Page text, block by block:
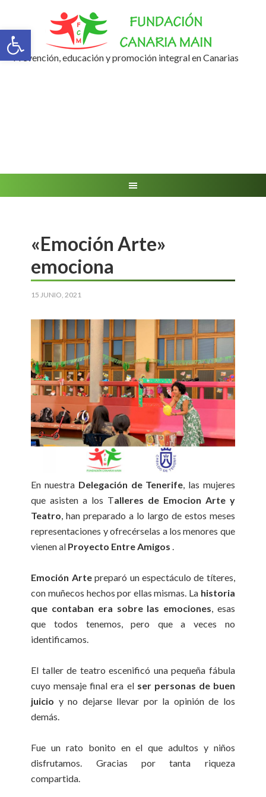
Abrir barra de herramientas
Prevención, educación y promoción integral en Canarias
«Emoción Arte»
emociona
15 JUNIO, 2021
En nuestra Delegación de Tenerife , las mujeres
que asisten a los Talleres de Emocion Arte y
Teatro , han preparado a lo largo de estos meses
representaciones y ofrecérselas a los menores que
vienen al Proyecto Entre Amigos
Emoción Artepreparó un espectáculo de títeres,
con muñecos hechos por ellas mismas. La historia
que contaban era sobre las emociones , esas
que todos tenemos, pero que a veces no
identificamos.
El taller de teatro escenificó una pequeña fábula
cuyo mensaje final era el ser personas de buen
juicio y no dejarse llevar por la opinión de los
demás.
Fue un rato bonito en el que adultos y niños
disfrutamos. Gracias por tanta riqueza
compartida.